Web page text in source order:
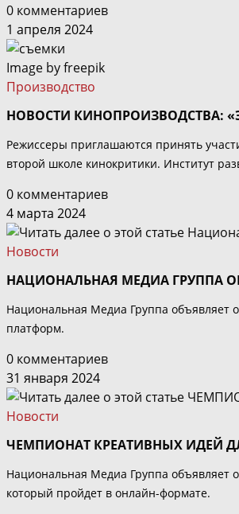
0 комментариев
1 апреля 2024
Image by freepik
Производство
НОВОСТИ КИНОПРОИЗВОДСТВА:
Режиссеры приглашаются принять
второй школе кинокритики. Институт
0 комментариев
4 марта 2024
Новости
НАЦИОНАЛЬНАЯ МЕДИА ГРУППА
Национальная Медиа Группа объявляет
платформ.
0 комментариев
31 января 2024
Новости
ЧЕМПИОНАТ КРЕАТИВНЫХ ИДЕЙ
Национальная Медиа Группа объявляет
который пройдет в онлайн-формате.